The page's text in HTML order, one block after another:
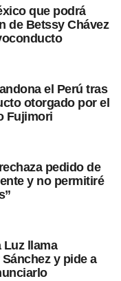
que podrá
de Betssy Chávez
el Perú tras
otorgado por el
Fujimori
pedido de
y no permitiré
Luz llama
y pide a